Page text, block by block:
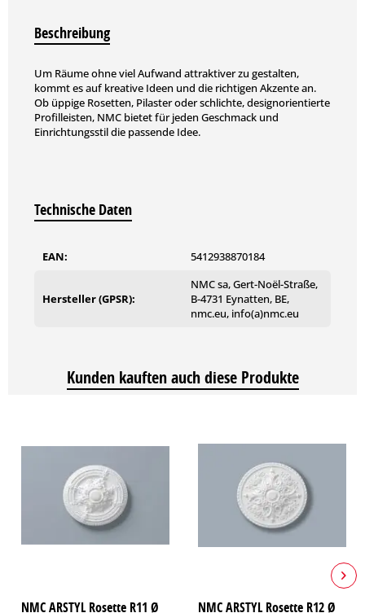
Beschreibung
Um Räume ohne viel Aufwand attraktiver zu gestalten,
kommt es auf kreative Ideen und die richtigen Akzente an.
Ob üppige Rosetten, Pilaster oder schlichte, designorientierte
Profilleisten, NMC bietet für jeden Geschmack und
Einrichtungsstil die passende Idee.
Technische Daten
EAN: 5412938870184
Hersteller (GPSR):
NMC sa, Gert-Noël-Straße,
B-4731 Eynatten, BE,
nmc.eu, info(a)nmc.eu
Kunden kauften auch diese Produkte
NMC ARSTYL Rosette R11 Ø
NMC ARSTYL Rosette R12 Ø